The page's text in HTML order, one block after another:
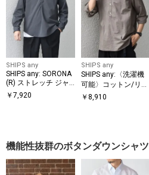
SHIPS any
SHIPS any: SORONA
(R) ストレッチ ジャ
ージー バンドスキッ
￥ 7,920
SHIPS any
SHIPS any:〈洗濯機
可能〉コットン/リネ
ン 7分袖 スキッパー
￥8,910
機能性抜群のボタンダウンシャツ